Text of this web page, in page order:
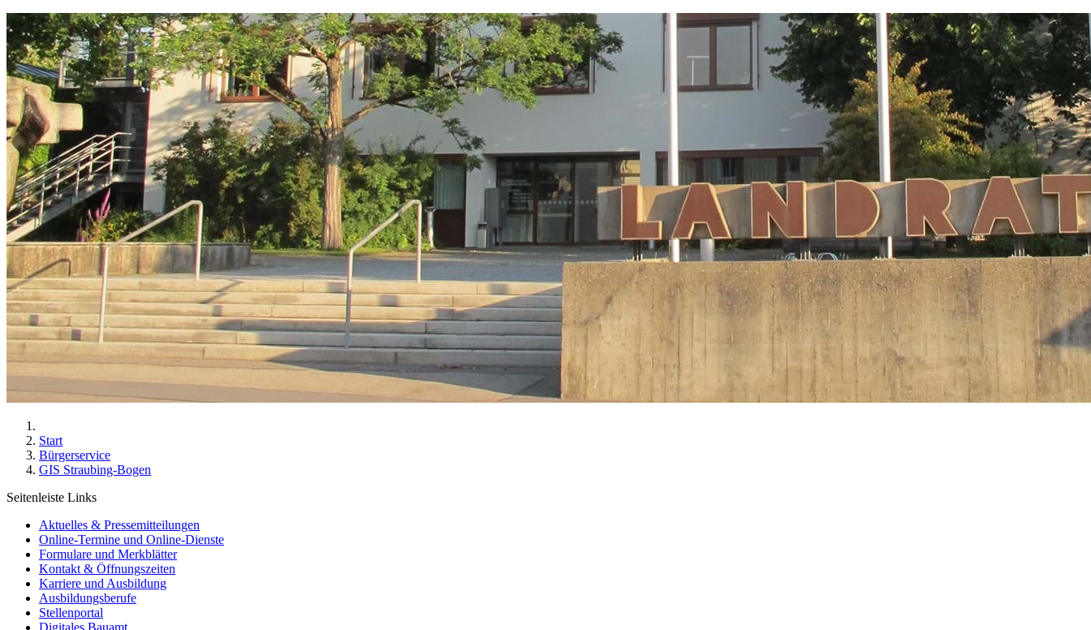
Start
Bürgerservice
GIS Straubing-Bogen
Seitenleiste Links
Aktuelles & Pressemitteilungen
Online-Termine und Online-Dienste
Formulare und Merkblätter
Kontakt & Öffnungszeiten
Karriere und Ausbildung
Ausbildungsberufe
Stellenportal
Digitales Bauamt